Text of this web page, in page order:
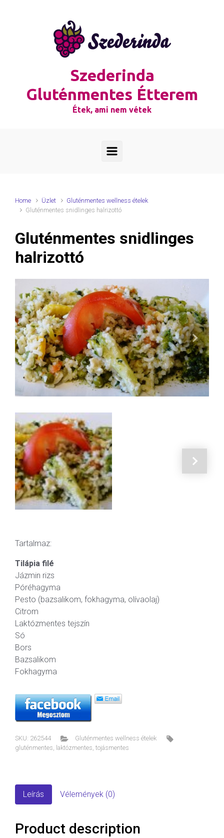
Szederinda
Gluténmentes Étterem
Étek, ami nem vétek
Home Üzlet
Gluténmentes wellness ételek
Gluténmentes snidlinges halrizottó
Gluténmentes snidlinges
halrizottó
Next
Tartalmaz:
Tilápia filé
Jázmin rizs
Póréhagyma
Pesto (bazsalikom, fokhagyma, olívaolaj)
Citrom
Laktózmentes tejszín
Só
Bors
Bazsalikom
Fokhagyma
SKU: 262544
Gluténmentes wellness ételek
gluténmentes, laktózmentes, tojásmentes
Leírás Vélemények (0)
Product description